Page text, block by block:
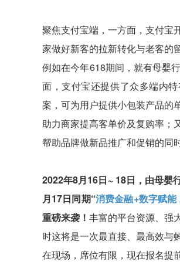
聚焦支付宝端，一方面，支付宝
家做好新客的拉新转化与老客的
例如在今年618期间，就有母婴
面，支付宝还提供了众多端内
案，可为用户提供小包装产品的
助力商家提高客单价及复购率；
帮助品牌做新品推广和促销的同
2022年8月16日~ 18日，由母婴
月17日同期“消费金融+数字赋
重磅来袭！ 丰富的平台资源、强
时这将是一次最直接、最高效与
在现场，席位有限，现在报名提